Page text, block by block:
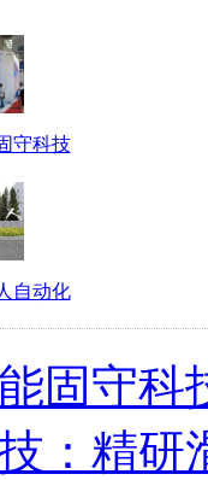
守科技
自动化
固守科
：精研